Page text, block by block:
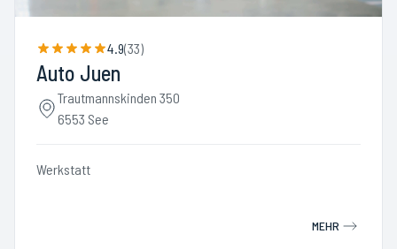
4.9(33)
Auto Juen
Trautmannskinden 350
6553 See
Werkstatt
MEHR